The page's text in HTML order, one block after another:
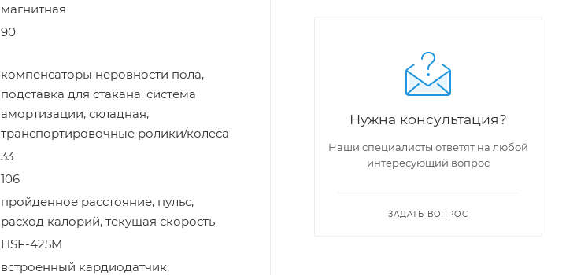
магнитная
90
компенсаторы неровности пола,
подставка для стакана, система
амортизации, складная,
транспортировочные ролики/колеса
33
106
пройденное расстояние, пульс,
расход калорий, текущая скорость
HSF-425M
встроенный кардиодатчик;
Нужна консультация?
Наши специалисты ответят на любой
интересующий вопрос
ЗАДАТЬ ВОПРОС